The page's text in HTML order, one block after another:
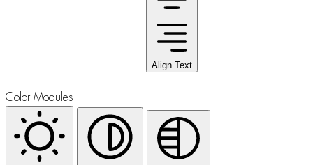
Align Text
Color Modules